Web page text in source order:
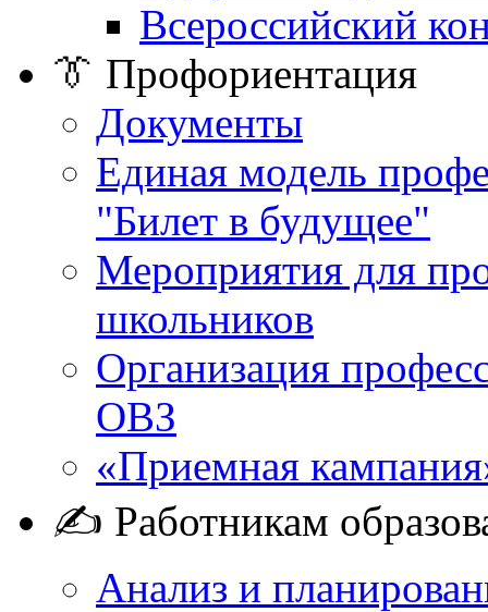
Всероссийский
👔 Профориентация
Документы
Единая модель
"Билет в будущее"
Мероприятия для
школьников
Организация
ОВЗ
«Приемная
✍ Работникам
Анализ и